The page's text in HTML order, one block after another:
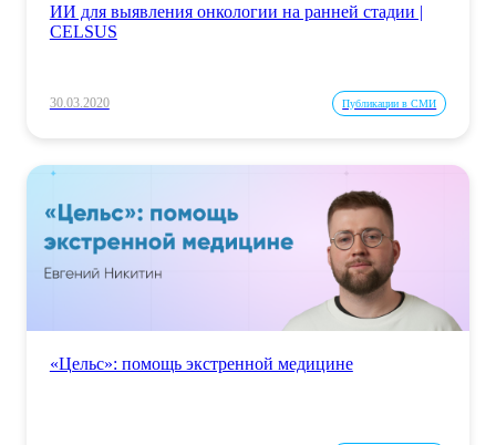
ИИ для выявления онкологии на ранней стадии |
CELSUS
30.03.2020 Публикации в СМИ
«Цельс»: помощь экстренной медицине